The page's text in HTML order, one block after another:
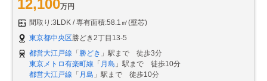
12,100万円
間取り:3LDK
専有面積:58.1㎡(壁芯)
東京都中央区勝どき2丁目13-5
都営大江戸線 「 勝どき 」駅まで 徒歩3分
東京メトロ有楽町線 「 月島 」駅まで 徒歩10分
都営大江戸線 「 月島 」駅まで 徒歩10分